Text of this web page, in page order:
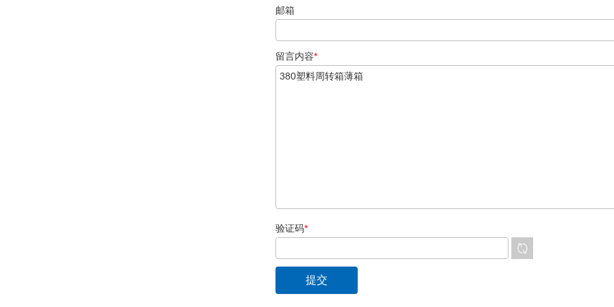
邮箱
留言内容*
验证码*